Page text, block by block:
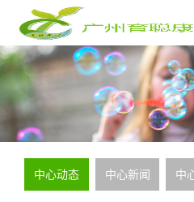
中心动态 中心新闻 中